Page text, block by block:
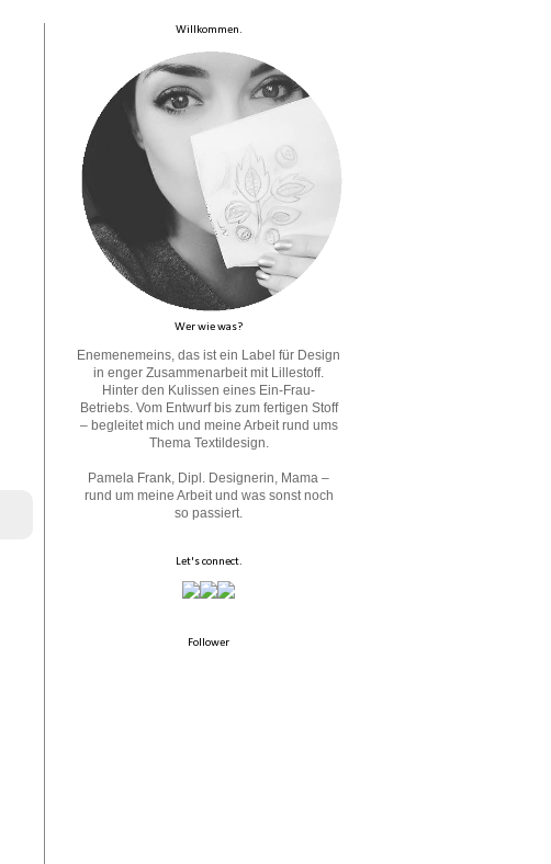
Willkommen.
Wer wie was?
Enemenemeins, das ist ein Label für Design
in enger Zusammenarbeit mit Lillestoff.
Hinter den Kulissen eines Ein-Frau-
Betriebs. Vom Entwurf bis zum fertigen Stoff
– begleitet mich und meine Arbeit rund ums
Thema Textildesign.
Pamela Frank, Dipl. Designerin, Mama –
rund um meine Arbeit und was sonst noch
so passiert.
Let's connect.
Follower